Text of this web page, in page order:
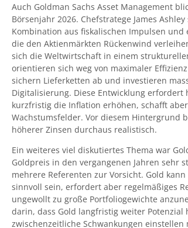
Auch Goldman Sachs Asset Management
Börsenjahr 2026. Chefstratege James
Kombination aus fiskalischen Impulsen
die den Aktienmärkten Rückenwind
sich die Weltwirtschaft in einem
orientieren sich weg von maximaler
sichern Lieferketten ab und investieren
Digitalisierung. Diese Entwicklung erfordert
kurzfristig die Inflation erhöhen, schafft
Wachstumsfelder. Vor diesem Hintergrund
höherer Zinsen durchaus realistisch.
Ein weiteres viel diskutiertes Thema war
Goldpreis in den vergangenen Jahren sehr
mehrere Referenten zur Vorsicht. Gold
sinnvoll sein, erfordert aber regelmäßiges
ungewollt zu große Portfoliogewichte
darin, dass Gold langfristig weiter Potenzial
zwischenzeitliche Schwankungen einstellen